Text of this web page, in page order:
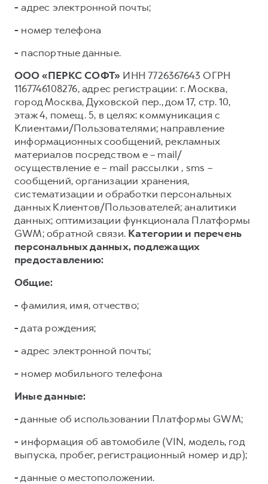
- адрес электронной почты;
- номер телефона
- паспортные данные.
ООО «ПЕРКС СОФТ» ИНН 7726367643 ОГРН
1167746108276, адрес регистрации: г. Москва,
город Москва, Духовской пер., дом 17, стр. 10,
этаж 4, помещ. 5, в целях: коммуникация с
Клиентами/Пользователями; направление
информационных сообщений, рекламных
материалов посредством e – mail/
осуществление e – mail рассылки , sms –
сообщений, организации хранения,
систематизации и обработки персональных
данных Клиентов/Пользователей; аналитики
данных; оптимизации функционала Платформы
GWM; обратной связи. Категории и перечень
персональных данных, подлежащих
предоставлению:
Общие:
- фамилия, имя, отчество;
-дата рождения;
- адрес электронной почты;
- номер мобильного телефона
Иные данные:
-данные об использовании Платформы GWM;
- информация об автомобиле (VIN, модель, год
выпуска, пробег, регистрационный номер и др);
-данные о местоположении.